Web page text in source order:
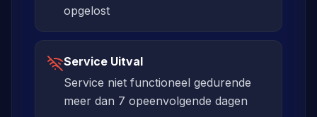
opgelost
Service Uitval
Service niet functioneel gedurende
meer dan 7 opeenvolgende dagen